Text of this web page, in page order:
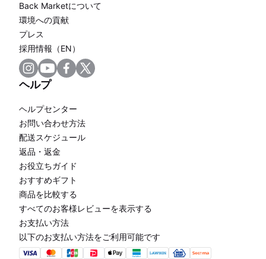
Back Marketについて
環境への貢献
プレス
採用情報（EN）
ヘルプ
ヘルプセンター
お問い合わせ方法
配送スケジュール
返品・返金
お役立ちガイド
おすすめギフト
商品を比較する
すべてのお客様レビューを表示する
お支払い方法
以下のお支払い方法をご利用可能です